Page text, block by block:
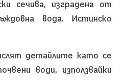
сечива, изградена от
вода. Истинско
детайлите като се
води, използвайки